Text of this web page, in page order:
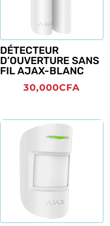
DÉTECTEUR
D’OUVERTURE SANS
FIL AJAX-BLANC
30,000CFA